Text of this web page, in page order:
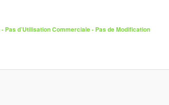
d’Utilisation Commerciale - Pas de Modification